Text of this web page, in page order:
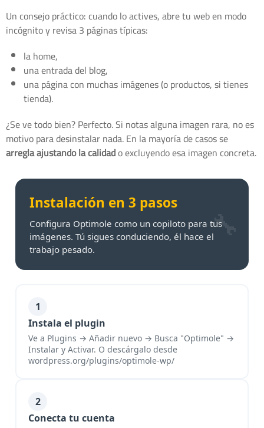
Un consejo práctico: cuando lo actives, abre tu web en modo
incógnito y revisa 3 páginas típicas:
la home,
una entrada del blog,
una página con muchas imágenes (o productos, si tienes
tienda).
¿Se ve todo bien? Perfecto. Si notas alguna imagen rara, no es
motivo para desinstalar nada. En la mayoría de casos se
arregla ajustando la calidado excluyendo esa imagen concreta.
Instalación en 3 pasos
Configura Optimole como un copiloto para tus
imágenes. Tú sigues conduciendo, él hace el
trabajo pesado.
1
Instala el plugin
Ve a Plugins → Añadir nuevo → Busca "Optimole" →
Instalar y Activar. O descárgalo desde
wordpress.org/plugins/optimole-wp/
2
Conecta tu cuenta